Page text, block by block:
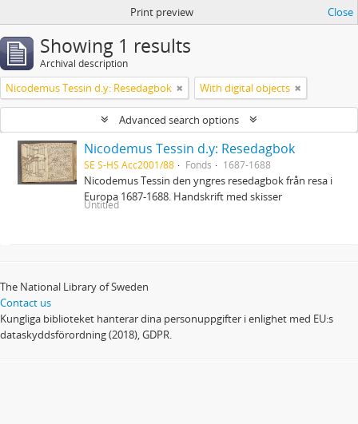
Print preview Close
Showing 1 results
Archival description
Nicodemus Tessin d.y: Resedagbok With digital objects
Advanced search options
Nicodemus Tessin d.y: Resedagbok
SE S-HS Acc2001/88 Fonds 1687-1688
Nicodemus Tessin den yngres resedagbok från resa i
Europa 1687-1688. Handskrift med skisser
Untitled
The National Library of Sweden
Contact us
Kungliga biblioteket hanterar dina personuppgifter i enlighet med EU:s
dataskyddsförordning (2018), GDPR.